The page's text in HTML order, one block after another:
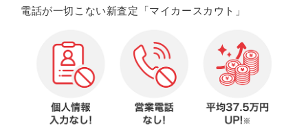
電話が一切こない新査定「マイカースカウト」